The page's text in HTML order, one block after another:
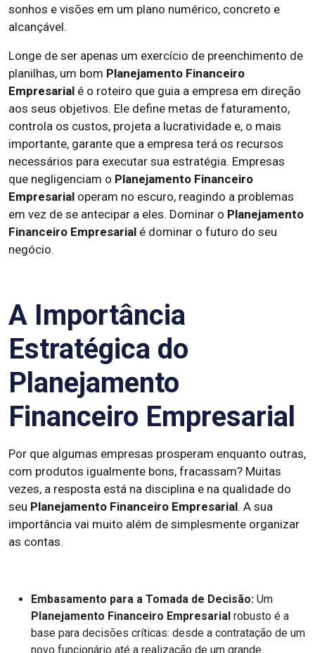
sonhos e visões em um plano numérico, concreto e
alcançável.
Longe de ser apenas um exercício de preenchimento de
planilhas, um bom Planejamento Financeiro
Empresarial é o roteiro que guia a empresa em direção
aos seus objetivos. Ele define metas de faturamento,
controla os custos, projeta a lucratividade e, o mais
importante, garante que a empresa terá os recursos
necessários para executar sua estratégia. Empresas
que negligenciam o Planejamento Financeiro
Empresarial operam no escuro, reagindo a problemas
em vez de se antecipar a eles. Dominar o Planejamento
Financeiro Empresarial é dominar o futuro do seu
negócio.
A Importância
Estratégica do
Planejamento
Financeiro Empresarial
Por que algumas empresas prosperam enquanto outras,
com produtos igualmente bons, fracassam? Muitas
vezes, a resposta está na disciplina e na qualidade do
seu Planejamento Financeiro Empresarial. A sua
importância vai muito além de simplesmente organizar
as contas.
Embasamento para a Tomada de Decisão: Um
Planejamento Financeiro Empresarial robusto é a
base para decisões críticas: desde a contratação de um
novo funcionário até a realização de um grande